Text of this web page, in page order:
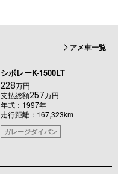
アメ車一覧
シボレーK-1500LT
228万円
支払総額257万円
年式：1997年
走行距離：167,323km
ガレージダイバン